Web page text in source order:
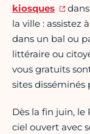
kiosques
dans
la ville : assistez
dans un bal ou
littéraire ou
vous gratuits
sites disséminés
Dès la fin juin, le
ciel ouvert avec